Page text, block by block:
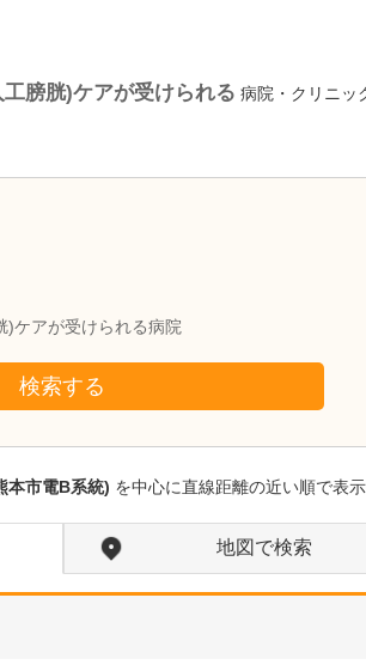
膀胱)ケアが受けられる 病院・クリニッ
)ケアが受けられる病院
検索する
本市電B系統) を中心に直線距離の近い順で表
地図で検索
陣の内脳神経外科クリニック
陣内 敬文院長取材記
頭痛やめまい、しびれ、
ふらつき、失神などの意